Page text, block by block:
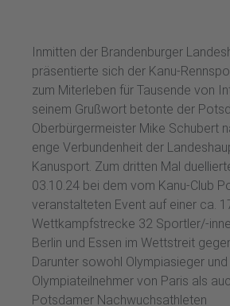
Inmitten der Brandenburger
präsentierte sich der Kanu-
zum Miterleben für Tausende von
seinem Grußwort betonte der
Oberbürgermeister Mike Schubert
enge Verbundenheit der
Kanusport. Zum dritten Mal
03.10.24 bei dem vom Kanu-Club
veranstalteten Event auf einer ca.
Wettkampfstrecke 32 Sportler/-
Berlin und Essen im Wettstreit
Darunter sowohl Olympiasieger und
Olympiateilnehmer von Paris als
Potsdamer Nachwuchsathleten